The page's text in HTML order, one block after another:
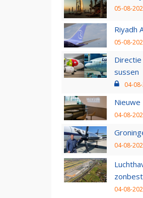
05-08-
Riyadh
05-08-
sussen
04-
Nieuwe
04-08-
04-08-
04-08-